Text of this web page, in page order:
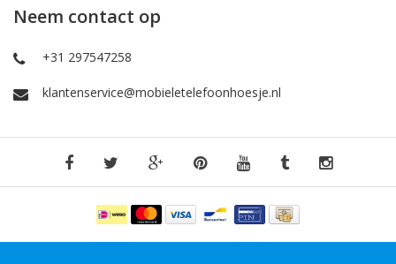
Neem contact op
+31 297547258
klantenservice@mobieletelefoonhoesje.nl